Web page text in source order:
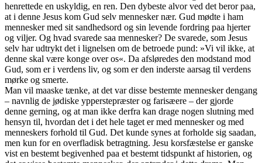
henrettede en uskyldig, en ren. Den dybeste alvor ved det beror paa,
at i denne Jesus kom Gud selv mennesker nær. Gud mødte i ham
mennesker med sit sandhedsord og sin levende fordring paa hjerter
og viljer. Og hvad svarede saa mennesker? De svarede, som Jesus
selv har udtrykt det i lignelsen om de betroede pund: »Vi vil ikke, at
denne skal være konge over os«. Da afsløredes den modstand mod
Gud, som er i verdens liv, og som er den inderste aarsag til verdens
mørke og smerte.
Man vil maaske tænke, at det var disse bestemte mennesker dengang
– navnlig de jødiske ypperstepræster og farisæere – der gjorde
denne gerning, og at man ikke derfra kan drage nogen slutning med
hensyn til, hvordan det i det hele taget er med mennesker og med
menneskers forhold til Gud. Det kunde synes at forholde sig saadan,
men kun for en overfladisk betragtning. Jesu korsfæstelse er ganske
vist en bestemt begivenhed paa et bestemt tidspunkt af historien, og